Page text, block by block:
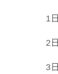
1
2
3